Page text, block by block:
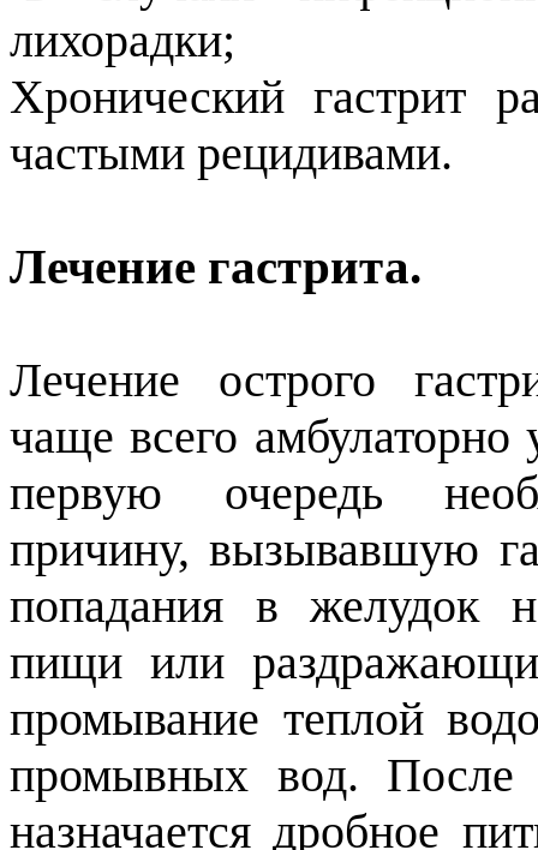
лихорадки;
Хронический гастрит
частыми рецидивами.
Лечение гастрита.
Лечение острого
чаще всего амбулаторно
первую очередь
причину, вызывавшую
попадания в желудок
пищи или
промывание теплой
промывных вод. После
назначается дробное